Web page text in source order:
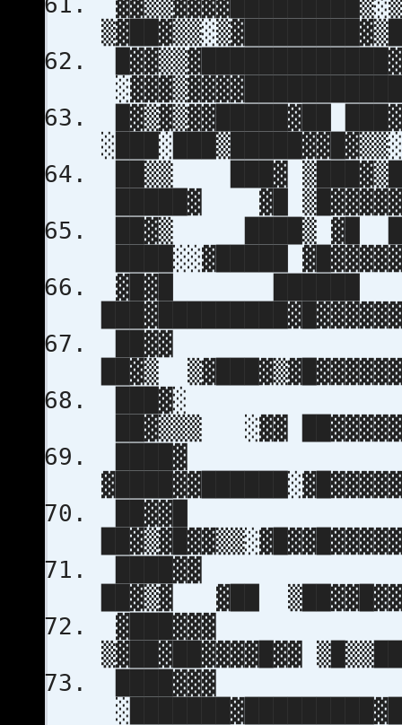
█▓▒▓▒▓▓█████▓██
██▒▒ ███▓
█████▓ ▓█
██▓▒ ████▒
████░░▓█████
▓█▓█
██▓▒
██▓▒▒▒ ░▓▓
██▓▒▓ ▓██
▒▓██▓██▓▓▓▓█▓▓
████▓▓▓